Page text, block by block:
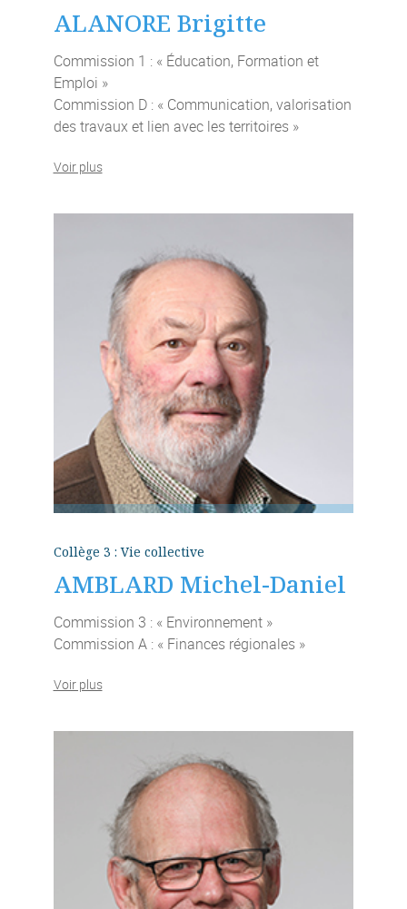
ALANORE Brigitte
Commission 1 : « Éducation, Formation et
Emploi »
Commission D : « Communication, valorisation
des travaux et lien avec les territoires »
Voir plus
Collège 3 : Vie collective
AMBLARD Michel-Daniel
Commission 3 : « Environnement »
Commission A : « Finances régionales »
Voir plus